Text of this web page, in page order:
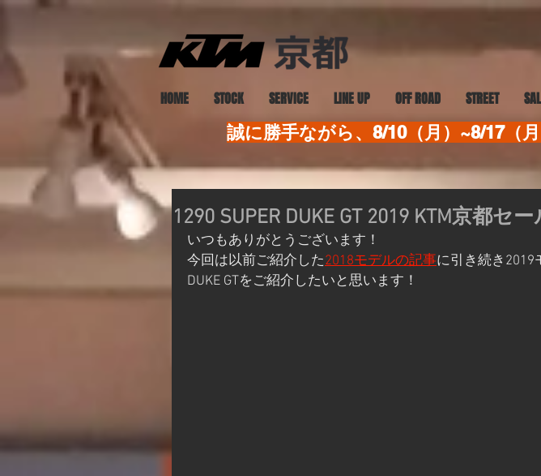
HOME STOCK SERVICE LINE UP OFF ROAD STREET
誠に勝手ながら、8/10（月）~8/17（
1290 SUPER DUKE GT 2019 KTM京都セ
いつもありがとうございます！
今回は以前ご紹介した2018モデルの記事に引き続き2019
DUKE GTをご紹介したいと思います！